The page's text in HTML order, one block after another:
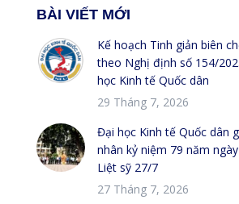
BÀI VIẾT MỚI
Kế hoạch Tinh giản biên
theo Nghị định số 154/
học Kinh tế Quốc dân
29 Tháng 7, 2026
Đại học Kinh tế Quốc dân
nhân kỷ niệm 79 năm
Liệt sỹ 27/7
27 Tháng 7, 2026